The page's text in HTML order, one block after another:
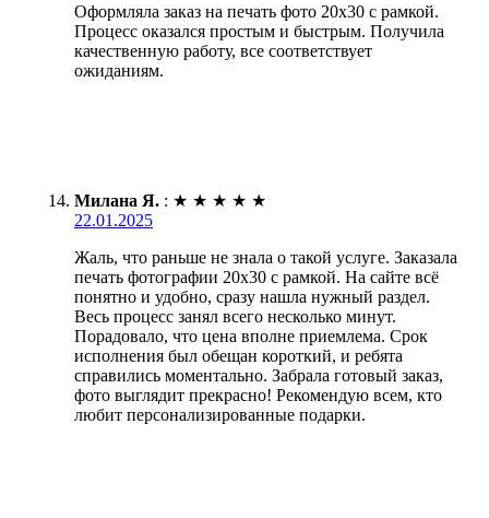
Оформляла заказ на печать фото 20х30 с рамкой.
Процесс оказался простым и быстрым. Получила
качественную работу, все соответствует
ожиданиям.
Милана Я. : ★ ★ ★ ★ ★
22.01.2025
Жаль, что раньше не знала о такой услуге. Заказала
печать фотографии 20х30 с рамкой. На сайте всё
понятно и удобно, сразу нашла нужный раздел.
Весь процесс занял всего несколько минут.
Порадовало, что цена вполне приемлема. Срок
исполнения был обещан короткий, и ребята
справились моментально. Забрала готовый заказ,
фото выглядит прекрасно! Рекомендую всем, кто
любит персонализированные подарки.